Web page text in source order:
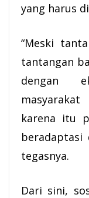
yang harus
“Meski
tantangan
dengan
karena itu
beradaptasi
tegasnya.
Dari sini,